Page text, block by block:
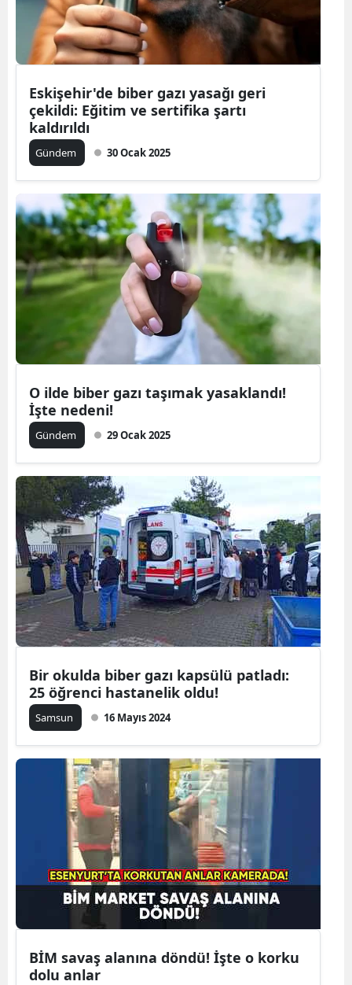
Zonguldak
Kırıkkale
Batman
Şırnak
Bartın
Ardahan
Iğdır
Osmaniye
Düzce
Eskişehir'de biber gazı yasağı geri
çekildi: Eğitim ve sertifika şartı
kaldırıldı
Gündem 30 Ocak 2025
O ilde biber gazı taşımak yasaklandı!
İşte nedeni!
Gündem 29 Ocak 2025
Bir okulda biber gazı kapsülü patladı:
25 öğrenci hastanelik oldu!
Samsun 16 Mayıs 2024
BİM savaş alanına döndü! İşte o korku
dolu anlar